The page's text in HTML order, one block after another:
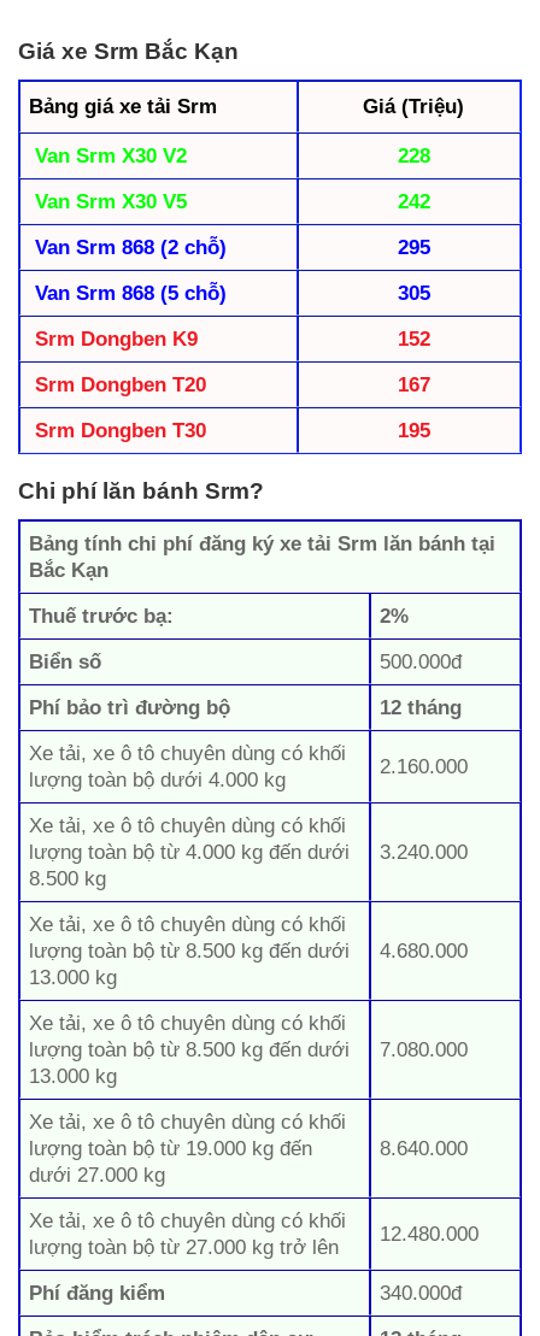
Giá xe Srm Bắc Kạn
Bảng giá xe tải Srm Giá (Triệu)
Van Srm X30 V2
228
Van Srm X30 V5
242
Van Srm 868 (2 chỗ)
295
Van Srm 868 (5 chỗ)
305
Srm Dongben K9
152
Srm Dongben T20
167
Srm Dongben T30
195
Chi phí lăn bánh Srm?
Bảng tính chi phí đăng ký xe tải Srm lăn bánh tại
Bắc Kạn
Thuế trước bạ:
2%
Biển số
500.000đ
Phí bảo trì đường bộ
12 tháng
Xe tải, xe ô tô chuyên dùng có khối
lượng toàn bộ dưới 4.000 kg
2.160.000
Xe tải, xe ô tô chuyên dùng có khối
lượng toàn bộ từ 4.000 kg đến dưới
8.500 kg
3.240.000
Xe tải, xe ô tô chuyên dùng có khối
lượng toàn bộ từ 8.500 kg đến dưới
13.000 kg
4.680.000
Xe tải, xe ô tô chuyên dùng có khối
lượng toàn bộ từ 8.500 kg đến dưới
13.000 kg
7.080.000
Xe tải, xe ô tô chuyên dùng có khối
lượng toàn bộ từ 19.000 kg đến
dưới 27.000 kg
8.640.000
Xe tải, xe ô tô chuyên dùng có khối
lượng toàn bộ từ 27.000 kg trở lên
12.480.000
Phí đăng kiểm
340.000đ